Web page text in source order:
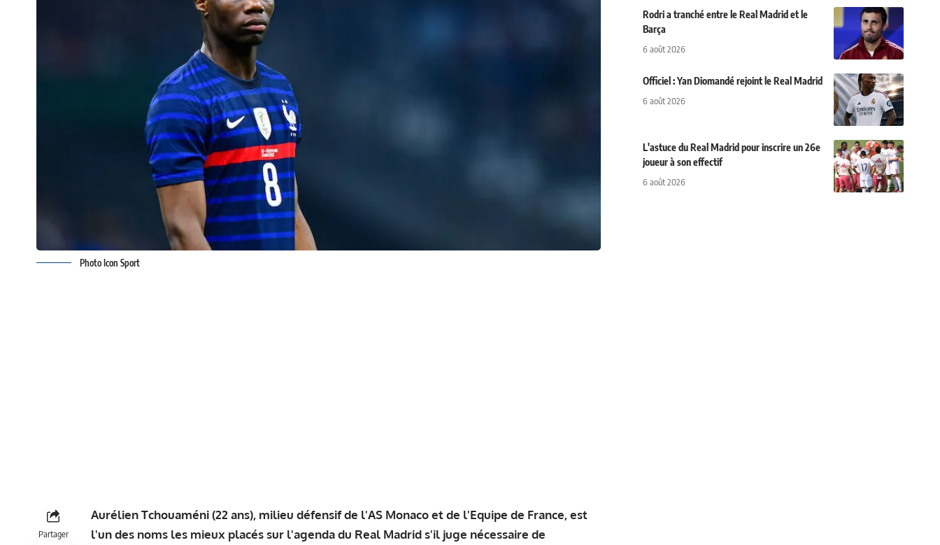
Photo Icon Sport
Partager
Aurélien Tchouaméni (22 ans), milieu défensif de l'AS Monaco et de l'Equipe de France, est
l'un des noms les mieux placés sur l'agenda du Real Madrid s'il juge nécessaire de
Rodri a tranché entre le Real Madrid et le
Barça
6 août 2026
Officiel : Yan Diomandé rejoint le Real Madrid
6 août 2026
L'astuce du Real Madrid pour inscrire un 26e
joueur à son effectif
6 août 2026